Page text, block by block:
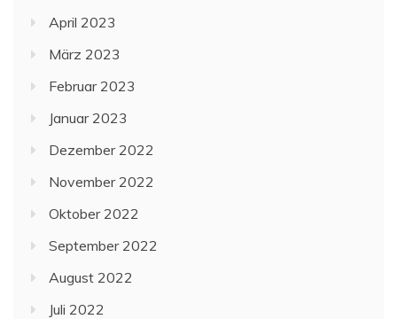
April 2023
März 2023
Februar 2023
Januar 2023
Dezember 2022
November 2022
Oktober 2022
September 2022
August 2022
Juli 2022